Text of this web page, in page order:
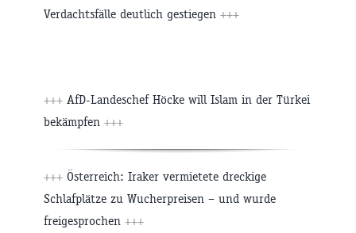
Verdachtsfälle deutlich gestiegen +++
+++ AfD-Landeschef Höcke will Islam in der Türkei
bekämpfen +++
+++ Österreich: Iraker vermietete dreckige
Schlafplätze zu Wucherpreisen – und wurde
freigesprochen +++